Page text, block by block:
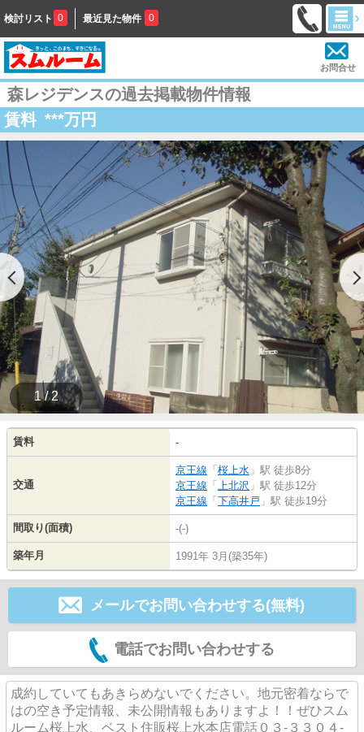
検討リスト 0 最近見た物件 0
お問合せ
森レジデンスの過去掲載物件情報
賃料 ***万円
1 / 2
賃料 -
交通
京王線 「 桜上水 」駅 徒歩8分
京王線 「 上北沢 」駅 徒歩12分
京王線 「 下高井戸 」駅 徒歩19分
間取り(面積) -(-)
築年月 1991年 3月(築35年)
メールでお問い合わせする(無料)
電話でお問い合わせする
成約していてもあきらめないでください。地元密着ならで
はの空き予定情報、未公開情報もありますよ！！ぜひスム
ルーム桜上水、ベスト住販桜上水本店電話０３-３３０４-